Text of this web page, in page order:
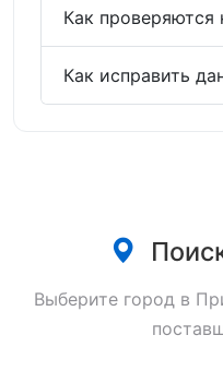
Как проверяются
Как исправить
Выберите город в